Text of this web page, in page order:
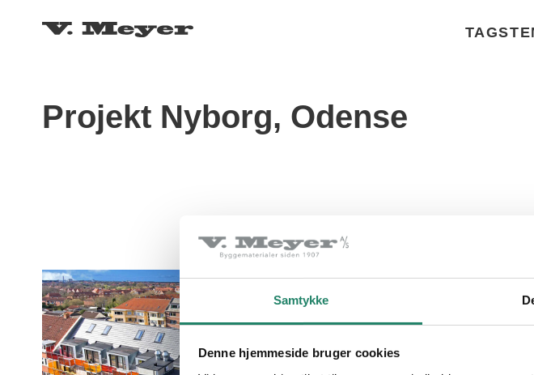
Samtykke
Denne hjemmeside bruger cookies
Projekt Nyborg, Odense